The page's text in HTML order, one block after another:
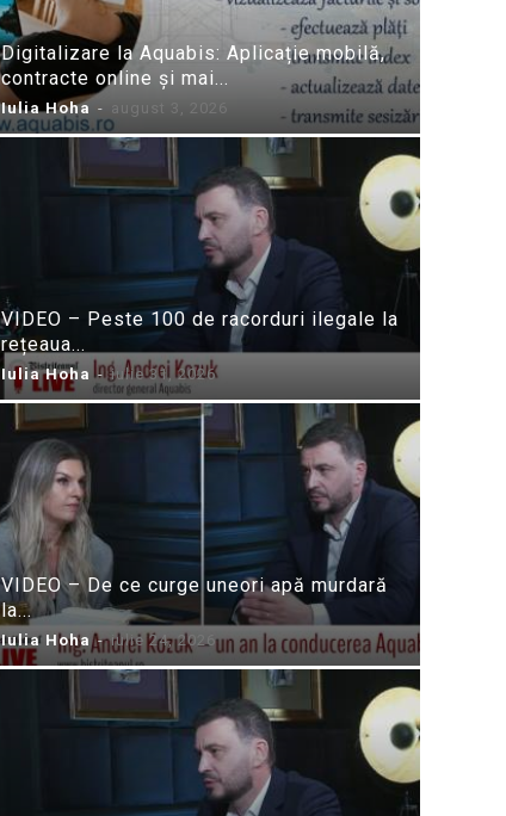
Digitalizare la Aquabis: Aplicație mobilă,
contracte online și mai...
Iulia Hoha - august 3, 2026
VIDEO – Peste 100 de racorduri ilegale la
rețeaua...
Iulia Hoha - iulie 31, 2026
VIDEO – De ce curge uneori apă murdară
la...
Iulia Hoha - iulie 24, 2026